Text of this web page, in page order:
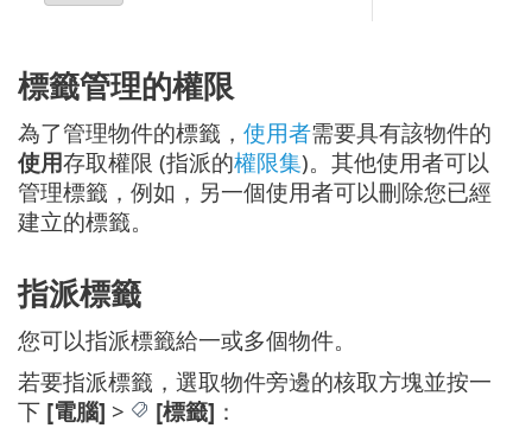
標籤管理的權限
為了管理物件的標籤， 使用者需要具有該物件的
使用存取權限 (指派的權限集)。其他使用者可以
管理標籤，例如，另一個使用者可以刪除您已經
建立的標籤。
指派標籤
您可以指派標籤給一或多個物件。
若要指派標籤，選取物件旁邊的核取方塊並按一
下 [電腦] > [標籤] ：